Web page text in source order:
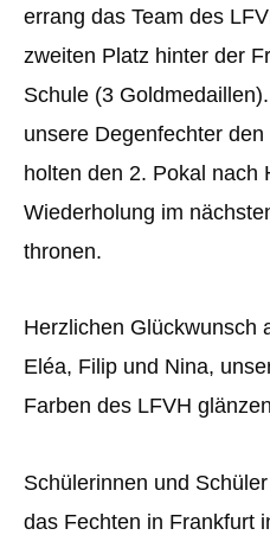
errang das Team des
zweiten Platz hinter der
Schule (3
unsere Degenfechter
holten den 2. Pokal nach
Wiederholung im
thronen.
Herzlichen Glückwunsch
Eléa, Filip und Nina,
Farben des LFVH
Schülerinnen und
das Fechten in Frankfurt